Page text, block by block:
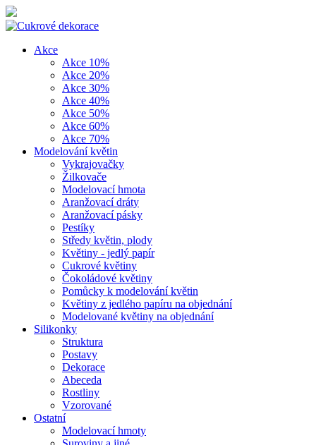
Akce
Akce 10%
Akce 20%
Akce 30%
Akce 40%
Akce 50%
Akce 60%
Akce 70%
Modelování květin
Vykrajovačky
Žilkovače
Modelovací hmota
Aranžovací dráty
Aranžovací pásky
Pestíky
Středy květin, plody
Květiny - jedlý papír
Cukrové květiny
Čokoládové květiny
Pomůcky k modelování květin
Květiny z jedlého papíru na objednání
Modelované květiny na objednání
Silikonky
Struktura
Postavy
Dekorace
Abeceda
Rostliny
Vzorované
Ostatní
Modelovací hmoty